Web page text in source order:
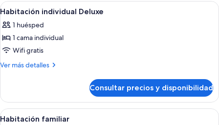
Abrir
todas
las
fotos
de
Habitación
Una habitación de hotel con una
4
Habitación individual Deluxe
1 huésped
1 cama individual
Wifi gratis
Ver más detalles
Más
individual
Deluxe
Consultar precios y disponibilidad
Abrir
Habitación de hotel con una cama
4
Habitación familiar